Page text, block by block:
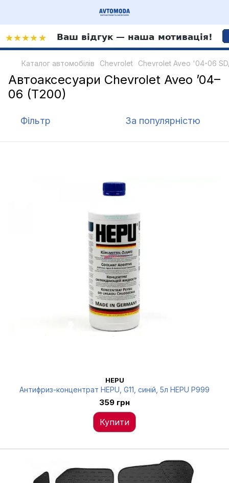
Каталог автомобілів Chevrolet Chevrolet Aveo '04-06
Автоаксесуари Chevrolet Aveo ’04–
06 (T200)
Фільтр За популярністю
HEPU
Антифриз-концентрат HEPU, G11, синій, 5л HEPU P999
359 грн
Купити